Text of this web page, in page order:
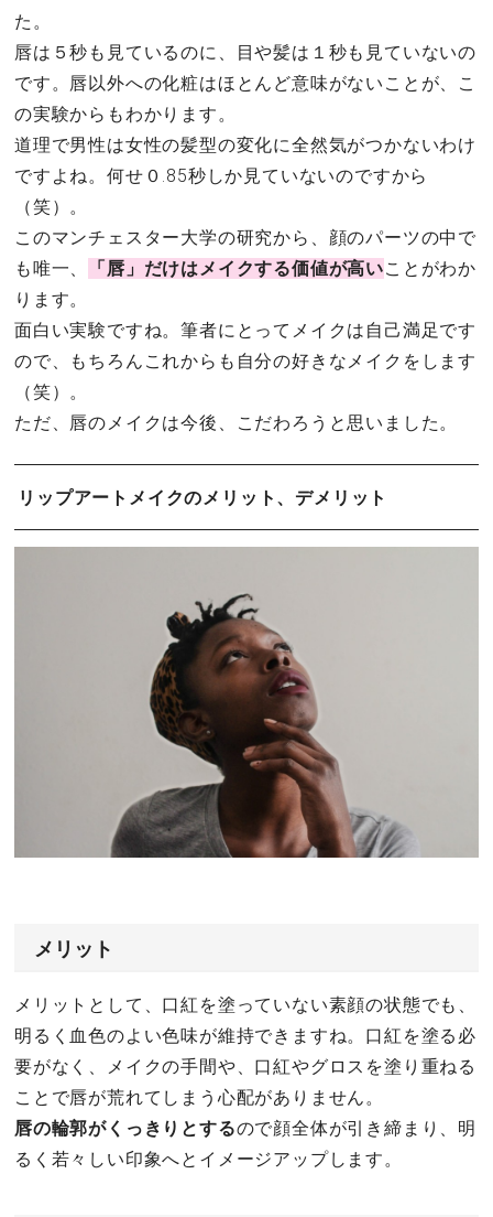
た。
唇は５秒も見ているのに、目や髪は１秒も見ていないの
です。唇以外への化粧はほとんど意味がないことが、こ
の実験からもわかります。
道理で男性は女性の髪型の変化に全然気がつかないわけ
ですよね。何せ０.85秒しか見ていないのですから
（笑）。
このマンチェスター大学の研究から、顔のパーツの中で
も唯一、
「唇」だけはメイクする価値が高いことがわか
ります。
面白い実験ですね。筆者にとってメイクは自己満足です
ので、もちろんこれからも自分の好きなメイクをします
（笑）。
ただ、唇のメイクは今後、こだわろうと思いました。
リップアートメイクのメリット、デメリット
メリット
メリットとして、口紅を塗っていない素顔の状態でも、
明るく血色のよい色味が維持できますね。口紅を塗る必
要がなく、メイクの手間や、口紅やグロスを塗り重ねる
ことで唇が荒れてしまう心配がありません。
唇の輪郭がくっきりとするので顔全体が引き締まり、明
るく若々しい印象へとイメージアップします。